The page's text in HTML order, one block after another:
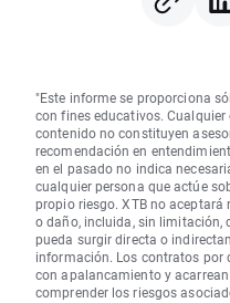
"Este informe se proporciona
con fines educativos.
contenido no constituyen
recomendación en
en el pasado no indica
cualquier persona que actúe
propio riesgo. XTB no
o daño, incluida, sin limitación,
pueda surgir directa o
información. Los contratos por
con apalancamiento y
comprender los riesgos